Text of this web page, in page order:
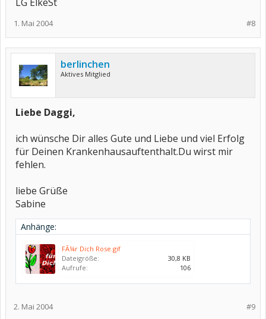
#8
1. Mai 2004
berlinchen
Aktives Mitglied
Liebe Daggi,
ich wünsche Dir alles Gute und Liebe und viel Erfolg
für Deinen Krankenhausauftenthalt.Du wirst mir
fehlen.
liebe Grüße
Sabine
Anhänge:
FÃ¼r Dich Rose.gif
Dateigröße:
30,8 KB
Aufrufe:
106
#9
2. Mai 2004